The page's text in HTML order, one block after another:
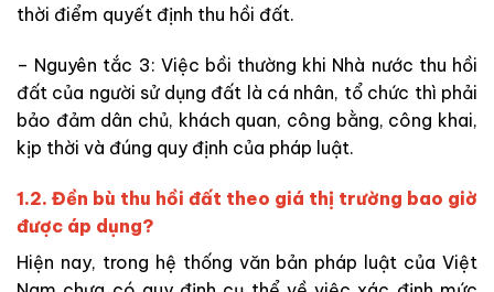
thời điểm quyết định thu hồi đất.
– Nguyên tắc 3: Việc bồi thường khi Nhà nước thu hồi
đất của người sử dụng đất là cá nhân, tổ chức thì phải
bảo đảm dân chủ, khách quan, công bằng, công khai,
kịp thời và đúng quy định của pháp luật.
1.2. Đền bù thu hồi đất theo giá thị trường bao giờ
được áp dụng?
Hiện nay, trong hệ thống văn bản pháp luật của Việt